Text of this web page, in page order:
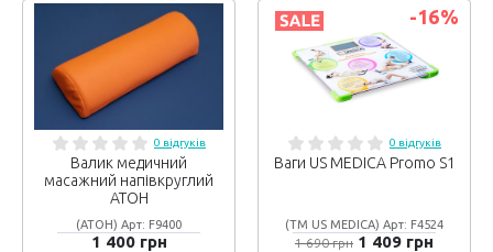
0 відгуків
Валик медичний
масажний напівкруглий
АТОН
(АТОН) Арт: F9400
1 400 грн
-16%
0 відгуків
Ваги US MEDICA Promo S1
(ТМ US MEDICA) Арт: F4524
1 690 грн 1 409 грн